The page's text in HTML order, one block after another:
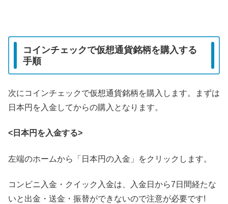
コインチェックで仮想通貨銘柄を購入する
手順
次にコインチェックで仮想通貨銘柄を購入します。まずは
日本円を入金してからの購入となります。
<日本円を入金する>
左端のホームから「日本円の入金」をクリックします。
コンビニ入金・クイック入金は、入金日から7日間経たな
いと出金・送金・振替ができないので注意が必要です!